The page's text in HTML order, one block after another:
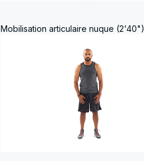
Mobilisation articulaire nuque (2'40")